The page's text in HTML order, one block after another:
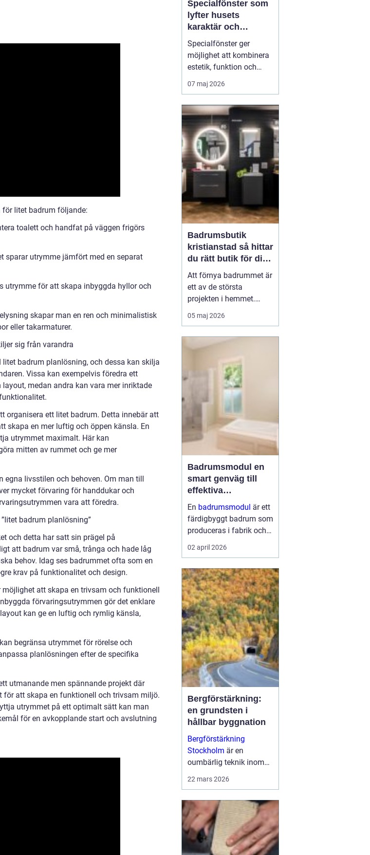
för litet badrum följande:
toalett och handfat på väggen frigörs
sparar utrymme jämfört med en separat
utrymme för att skapa inbyggda hyllor och
skapar man en ren och minimalistisk
eller takarmaturer.
sig från varandra
badrum planlösning, och dessa kan skilja
Vissa kan exempelvis föredra ett
medan andra kan vara mer inriktade
organisera ett litet badrum. Detta innebär att
skapa en mer luftig och öppen känsla. En
utrymmet maximalt. Här kan
mitten av rummet och ge mer
livsstilen och behoven. Om man till
mycket förvaring för handdukar och
vara att föredra.
badrum planlösning”
och detta har satt sin prägel på
att badrum var små, trånga och hade låg
behov. Idag ses badrummet ofta som en
krav på funktionalitet och design.
att skapa en trivsam och funktionell
förvaringsutrymmen gör det enklare
kan ge en luftig och rymlig känsla,
begränsa utrymmet för rörelse och
planlösningen efter de specifika
utmanande men spännande projekt där
att skapa en funktionell och trivsam miljö.
utrymmet på ett optimalt sätt kan man
för en avkopplande start och avslutning
Specialfönster som
lyfter husets
karaktär och
komfort
Specialfönster ger
möjlighet att kombinera
estetik, funktion och
energieffektivitet på ett
sätt som
klarar. När gamla
hålmått, ovanliga former
eller kulturhistoriska krav
krockar med dagens
byggregler behövs
skräddarsydda lösni...
07 maj 2026
Badrumsbutik
kristianstad så hittar
du rätt butik för ditt
nya badrum
Att förnya badrummet är
ett av de största
projekten i hemmet.
Kostnaderna är ofta
höga, många beslut ska
hålla i många år. Många
badrumsbutik Kristia...
05 maj 2026
Badrumsmodul en
smart genväg till
effektiva
byggprojekt
En badrumsmodul är ett
färdigbyggt badrum som
produceras i fabrik och
levereras som en
komplett enhet till
Modulen lyfts på plats,
kopplas in mot husets
vatten, avlopp och el ...
02 april 2026
Bergförstärkning:
en grundsten i
hållbar byggnation
Bergförstärkning
Stockholm är en
oumbärlig teknik inom
22 mars 2026